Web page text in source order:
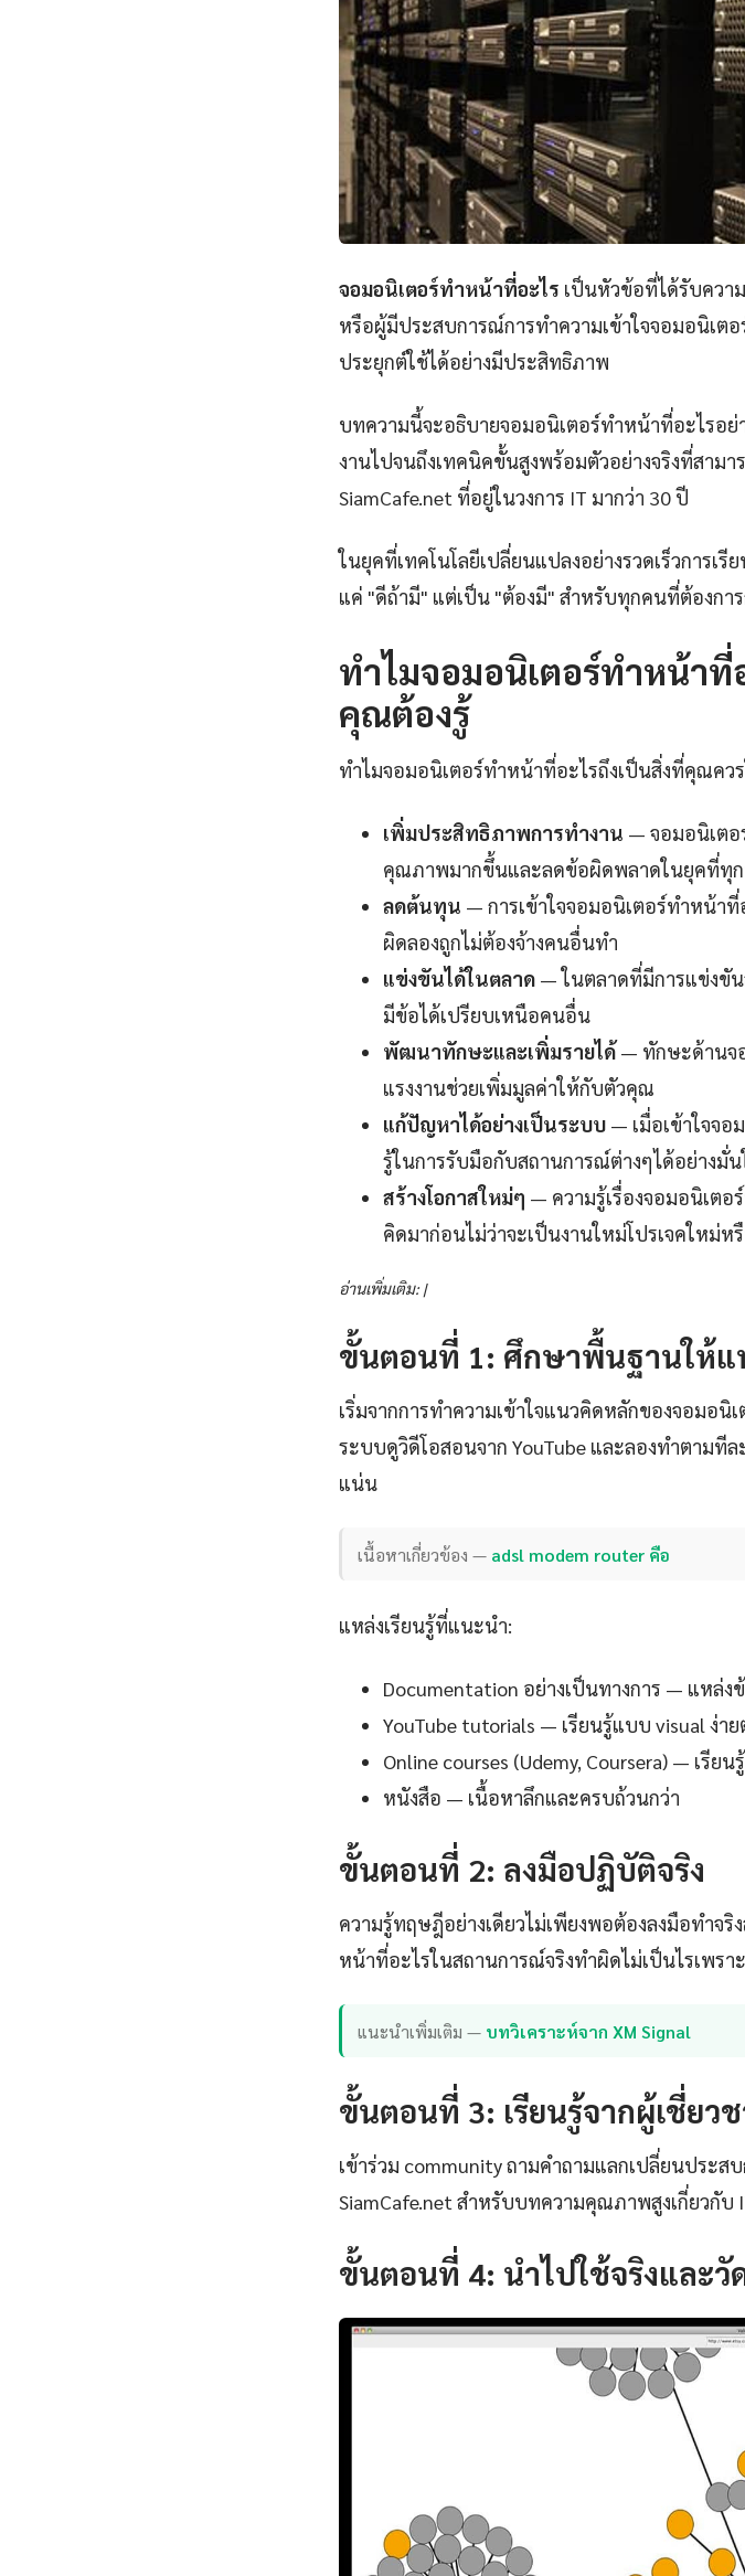
จอมอนิเตอร์ทําหน้าที่อะไร เป็นหัวข้อที่ได้รับควา
หรือผู้มีประสบการณ์การทำความเข้าใจจอมอนิเต
ประยุกต์ใช้ได้อย่างมีประสิทธิภาพ
บทความนี้จะอธิบายจอมอนิเตอร์ทําหน้าที่อะไรอย่
งานไปจนถึงเทคนิคขั้นสูงพร้อมตัวอย่างจริงที่สาม
SiamCafe.net ที่อยู่ในวงการ IT มากว่า 30 ปี
ในยุคที่เทคโนโลยีเปลี่ยนแปลงอย่างรวดเร็วการเ
แค่ "ดีถ้ามี" แต่เป็น "ต้องมี" สำหรับทุกคนที่ต้องกา
ทำไมจอมอนิเตอร์ทําหน้า
คุณต้องรู้
ทำไมจอมอนิเตอร์ทําหน้าที่อะไรถึงเป็นสิ่งที่คุณคว
เพิ่มประสิทธิภาพการทำงาน — จอมอนิเตอ
คุณภาพมากขึ้นและลดข้อผิดพลาดในยุคที่ทุก
ลดต้นทุน — การเข้าใจจอมอนิเตอร์ทําหน้า
ผิดลองถูกไม่ต้องจ้างคนอื่นทำ
แข่งขันได้ในตลาด — ในตลาดที่มีการแข่งขั
มีข้อได้เปรียบเหนือคนอื่น
พัฒนาทักษะและเพิ่มรายได้— ทักษะด้านจอ
แรงงานช่วยเพิ่มมูลค่าให้กับตัวคุณ
แก้ปัญหาได้อย่างเป็นระบบ — เมื่อเข้าใจจ
รู้ในการรับมือกับสถานการณ์ต่างๆได้อย่างมั่น
สร้างโอกาสใหม่ๆ — ความรู้เรื่องจอมอนิเตอ
คิดมาก่อนไม่ว่าจะเป็นงานใหม่โปรเจคใหม่ห
อ่านเพิ่มเติม: |
ขั้นตอนที่ 1: ศึกษาพื้นฐานให้
เริ่มจากการทำความเข้าใจแนวคิดหลักของจอมอ
ระบบดูวิดีโอสอนจาก YouTube และลองทำตาม
แน่น
เนื้อหาเกี่ยวข้อง — adsl modem router คือ
แหล่งเรียนรู้ที่แนะนำ:
Documentation อย่างเป็นทางการ — แหล่
YouTube tutorials — เรียนรู้แบบ visual ง่าย
Online courses (Udemy, Coursera) — เรีย
หนังสือ — เนื้อหาลึกและครบถ้วนกว่า
ขั้นตอนที่ 2: ลงมือปฏิบัติจริง
ความรู้ทฤษฎีอย่างเดียวไม่เพียงพอต้องลงมือทำจริ
หน้าที่อะไรในสถานการณ์จริงทำผิดไม่เป็นไรเพร
แนะนำเพิ่มเติม — บทวิเคราะห์จาก XM Signal
ขั้นตอนที่ 3: เรียนรู้จากผู้เชี่ยว
เข้าร่วม community ถามคำถามแลกเปลี่ยนประ
SiamCafe.net สำหรับบทความคุณภาพสูงเกี่ยวกับ
ขั้นตอนที่ 4: นำไปใช้จริงและวั